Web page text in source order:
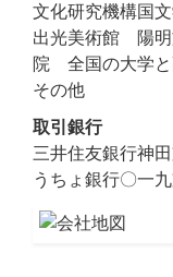
文化研究機構国
出光美術館 陽明
院 全国の大学
その他
取引銀行
三井住友銀行神
うちょ銀行〇一